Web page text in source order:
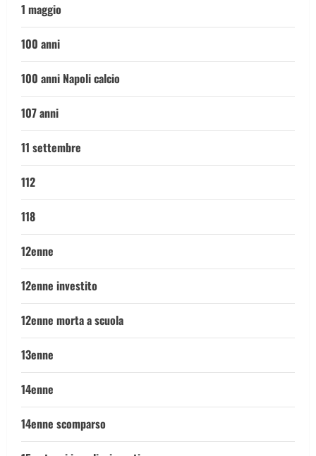
1 maggio
100 anni
100 anni Napoli calcio
107 anni
11 settembre
112
118
12enne
12enne investito
12enne morta a scuola
13enne
14enne
14enne scomparso